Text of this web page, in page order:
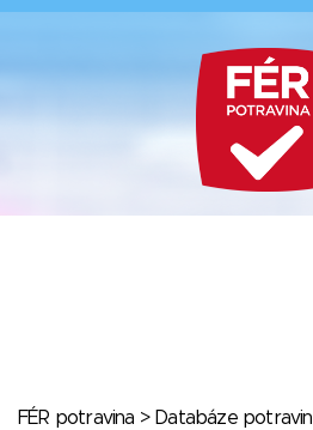
FÉR potravina > Databáze potravin